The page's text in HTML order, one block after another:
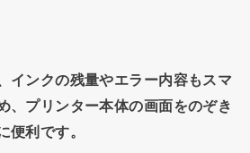
インクの残量やエラー内容もスマ
、プリンター本体の画面をのぞき
便利です。